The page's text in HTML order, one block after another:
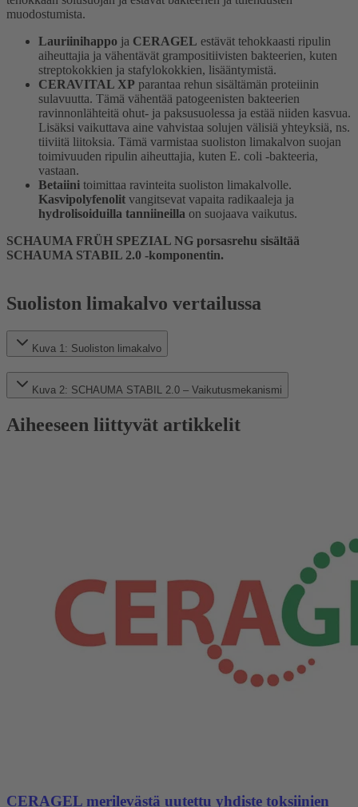
muodostumista.
Lauriinihappo ja CERAGEL estävät tehokkaasti ripulin
aiheuttajia ja vähentävät grampositiivisten bakteerien, kuten
streptokokkien ja stafylokokkien, lisääntymistä.
CERAVITAL XP parantaa rehun sisältämän proteiinin
sulavuutta. Tämä vähentää patogeenisten bakteerien
ravinnonlähteitä ohut- ja paksusuolessa ja estää niiden kasvua.
Lisäksi vaikuttava aine vahvistaa solujen välisiä yhteyksiä, ns.
tiiviitä liitoksia. Tämä varmistaa suoliston limakalvon suojan
toimivuuden ripulin aiheuttajia, kuten E. coli -bakteeria,
vastaan.
Betaiini toimittaa ravinteita suoliston limakalvolle.
Kasvipolyfenolit vangitsevat vapaita radikaaleja ja
hydrolisoiduilla tanniineilla on suojaava vaikutus.
SCHAUMA FRÜH SPEZIAL NG porsasrehu sisältää
SCHAUMA STABIL 2.0 -komponentin.
Suoliston limakalvo vertailussa
Kuva 1: Suoliston limakalvo
Kuva 2: SCHAUMA STABIL 2.0 – Vaikutusmekanismi
Aiheeseen liittyvät artikkelit
CERAGEL merilevästä uutettu yhdiste toksiinien